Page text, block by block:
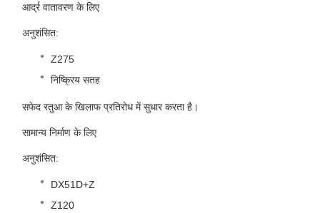
आर्द्र वातावरण के लिए
अनुशंसित:
Z275
निष्क्रिय सतह
सफेद रतुआ के खिलाफ प्रतिरोध में सुधार करता है।
सामान्य निर्माण के लिए
अनुशंसित:
DX51D+Z
Z120